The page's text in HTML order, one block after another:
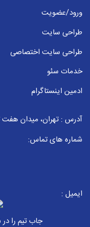
ورود/عضویت
طراحی سایت
طراحی سایت اختصاصی
خدمات سئو
ادمین اینستاگرام
آدرس : تهران، میدان هفت
شماره های تماس:
ایمیل :
جاب تیم را